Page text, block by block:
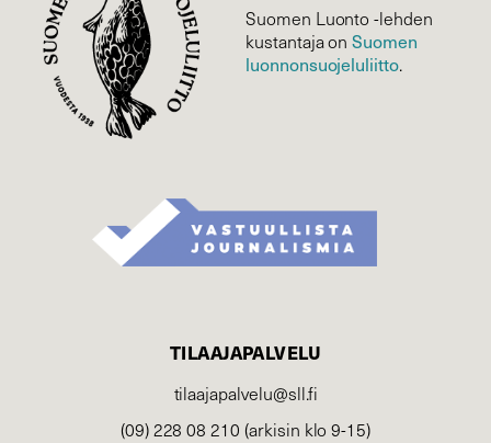
Suomen Luonto -lehden
kustantaja onSuomen
luonnonsuojelu­liitto.
TILAAJAPALVELU
tilaajapalvelu@sll.fi
(09) 228 08 210 (arkisin klo 9-15)